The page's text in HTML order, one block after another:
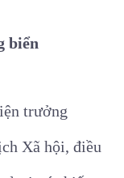
biển
trưởng
Xã hội, điều